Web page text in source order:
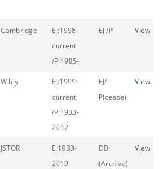
Cambridge
EJ:1998-
current
/P:1985-
EJ /P View
Wiley
EJ:1999-
current
/P:1933-
2012
EJ/
P(cease)
View
JSTOR
E:1933-
2019
DB
(Archive)
View